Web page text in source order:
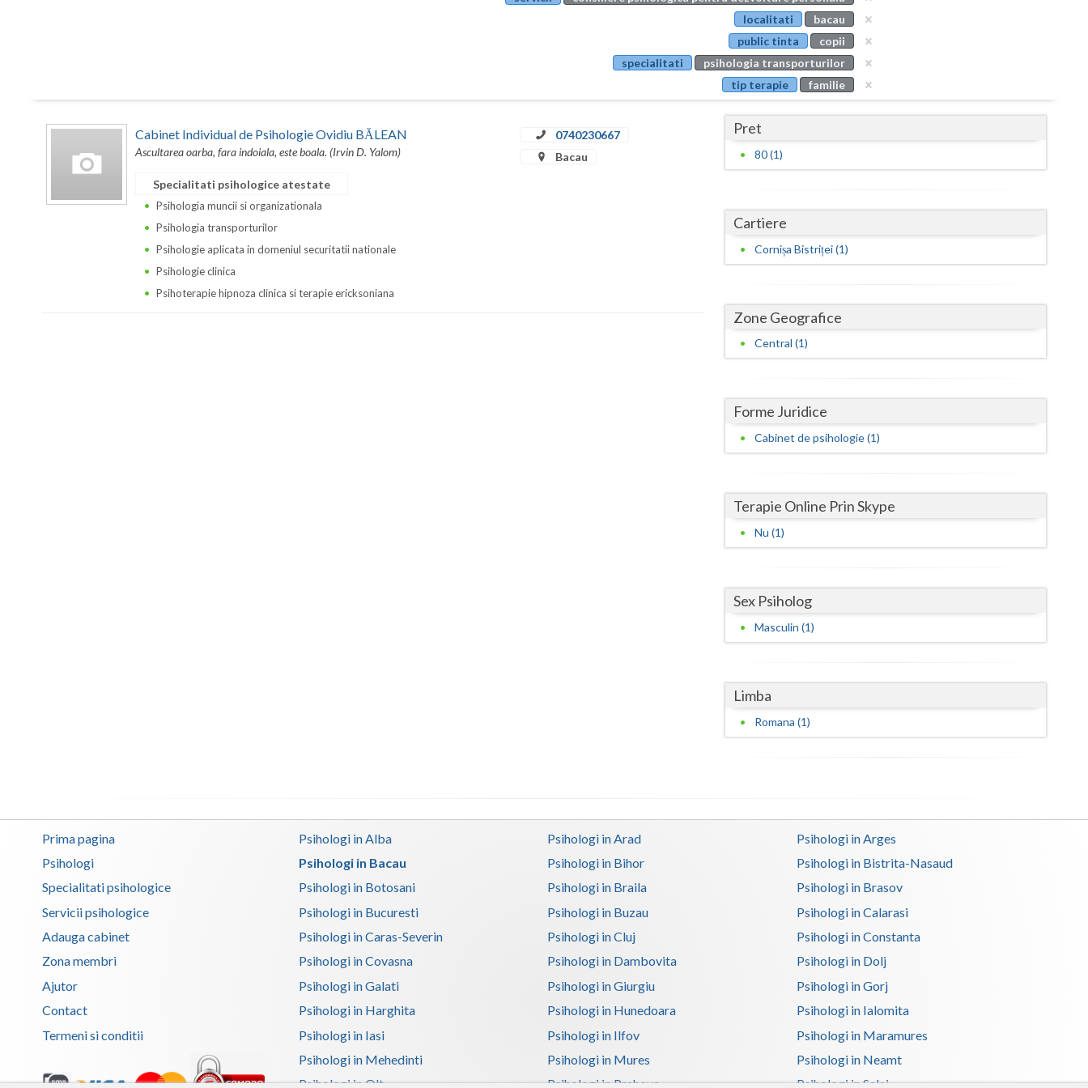
Buzau
Calarasi
Caras-Severin
Covasna
Dolj
Galati
Giurgiu
Gorj
Hunedoara
Ialomita
Ilfov
Suceava
Timis
Tulcea
Valcea
Vaslui
Vrancea
localitati
bacau
public tinta
copii
specialitati
psihologia transporturilor
tip terapie
familie
Cabinet Individual de Psihologie Ovidiu BĂLEAN
Ascultarea oarba, fara indoiala, este boala. (Irvin D. Yalom)
0740230667
Bacau
Specialitati psihologice atestate
Psihologia muncii si organizationala
Psihologia transporturilor
Psihologie aplicata in domeniul securitatii nationale
Psihologie clinica
Psihoterapie hipnoza clinica si terapie ericksoniana
Pret
80 (1)
Cartiere
Cornișa Bistriței (1)
Zone Geografice
Central (1)
Forme Juridice
Cabinet de psihologie (1)
Terapie Online Prin Skype
Nu (1)
Sex Psiholog
Masculin (1)
Limba
Romana (1)
Prima pagina
Psihologi
Specialitati psihologice
Servicii psihologice
Adauga cabinet
Zona membri
Ajutor
Contact
Termeni si conditii
Psihologi in Alba Psihologi in Arad
Psihologi in Arges
Psihologi in Bacau
Psihologi in Bihor
Psihologi in Bistrita-Nasaud
Psihologi in Botosani
Psihologi in Braila
Psihologi in Brasov
Psihologi in Bucuresti
Psihologi in Buzau
Psihologi in Calarasi
Psihologi in Caras-Severin
Psihologi in Cluj
Psihologi in Constanta
Psihologi in Covasna
Psihologi in Dambovita
Psihologi in Dolj
Psihologi in Galati
Psihologi in Giurgiu
Psihologi in Gorj
Psihologi in Harghita
Psihologi in Hunedoara
Psihologi in Ialomita
Psihologi in Iasi
Psihologi in Ilfov
Psihologi in Maramures
Psihologi in Mehedinti
Psihologi in Mures
Psihologi in Neamt
Psihologi in Olt
Psihologi in Prahova Psihologi in Salaj